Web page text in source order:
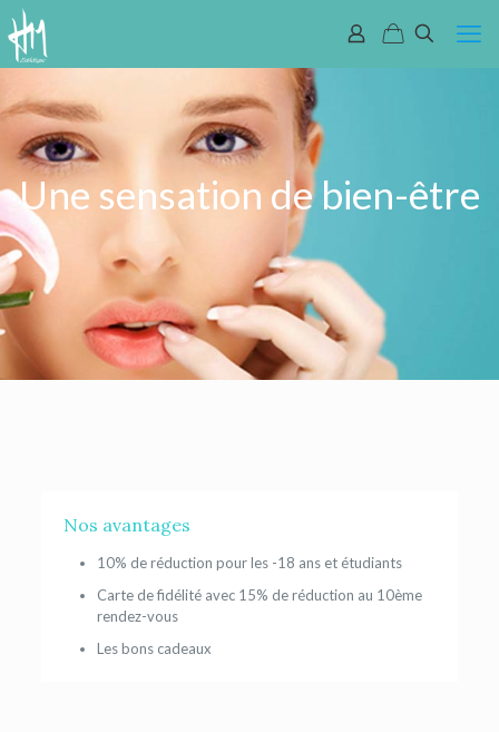
Une sensation de bien-être
Nos avantages
10% de réduction pour les -18 ans et étudiants
Carte de fidélité avec 15% de réduction au 10ème
rendez-vous
Les bons cadeaux